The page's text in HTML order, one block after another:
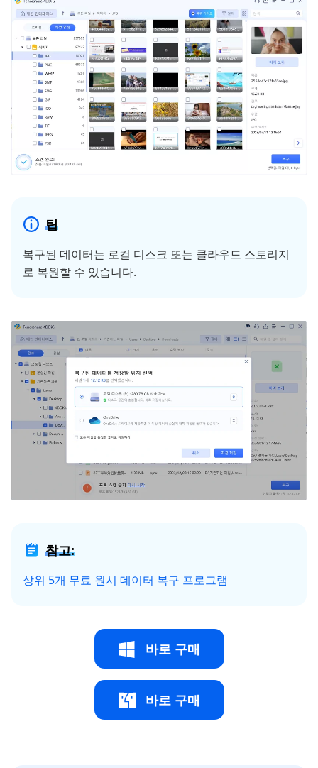
팁
복구된 데이터는 로컬 디스크 또는 클라우드 스토리지
로 복원할 수 있습니다.
참고:
상위 5개 무료 원시 데이터 복구 프로그램
바로 구매
바로 구매